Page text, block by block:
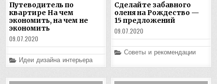
Путеводитель по
квартире На чем
экономить, на чем не
экономить
09.07.2020
Posted
in
Идеи дизайна интерьера
Сделайте забавного
оленя на Рождество —
15 предложений
09.07.2020
Posted
Советы и рекомендации